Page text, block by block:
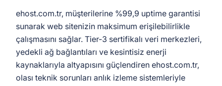
ehost.com.tr, müşterilerine %99,9 uptime garantisi
sunarak web sitenizin maksimum erişilebilirlikle
çalışmasını sağlar. Tier-3 sertifikalı veri merkezleri,
yedekli ağ bağlantıları ve kesintisiz enerji
kaynaklarıyla altyapısını güçlendiren ehost.com.tr,
olası teknik sorunları anlık izleme sistemleriyle